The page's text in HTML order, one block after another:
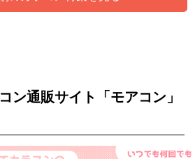
ン通販サイト「モアコン」